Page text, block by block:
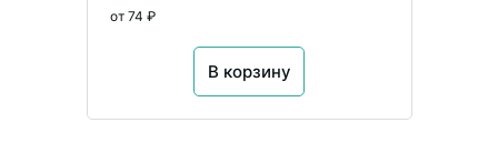
от 74 ₽
В корзину